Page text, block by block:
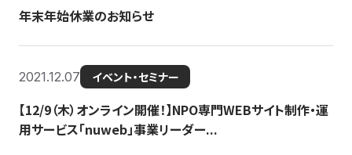
年末年始休業のお知らせ
2021.12.07 イベント・セミナー
【12/9（木）オンライン開催！】NPO専門WEBサイト制作・運
用サービス「nuweb」事業リーダー...